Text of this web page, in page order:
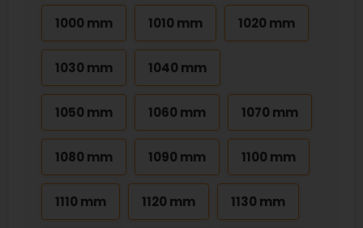
1000 mm 1010 mm 1020 mm
1030 mm 1040 mm
1050 mm 1060 mm 1070 mm
1080 mm 1090 mm 1100 mm
1110 mm 1120 mm 1130 mm